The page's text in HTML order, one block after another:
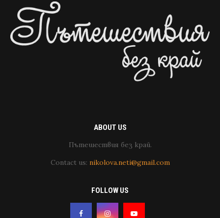
ABOUT US
Пътешествия без край.
Contact us: nikolova.neti@gmail.com
FOLLOW US